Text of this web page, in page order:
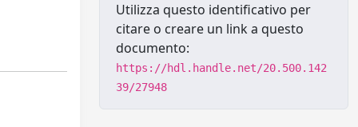
Utilizza questo identificativo per
citare o creare un link a questo
documento:
https://hdl.handle.net/20.500.142
39/27948